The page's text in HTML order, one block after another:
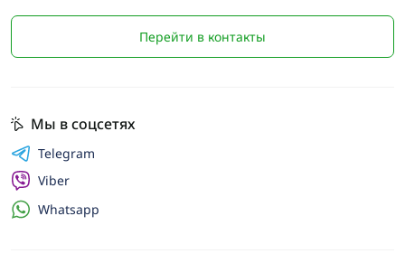
Перейти в контакты
Мы в соцсетях
Telegram
Viber
Whatsapp